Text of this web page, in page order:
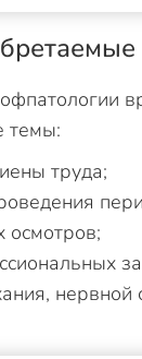
темы:
труда;
осмотров;
нервной